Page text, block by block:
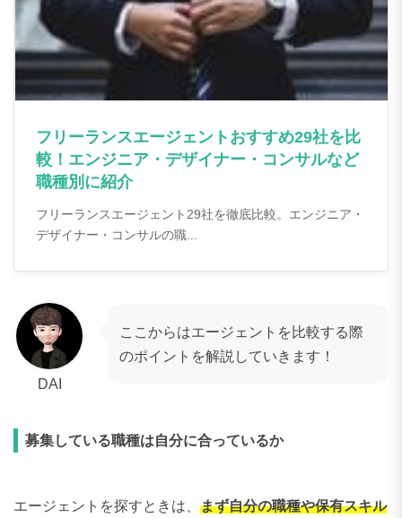
フリーランスエージェントおすすめ29社を比
較！エンジニア・デザイナー・コンサルなど
職種別に紹介
フリーランスエージェント29社を徹底比較。エンジニア・
デザイナー・コンサルの職...
DAI
ここからはエージェントを比較する際
のポイントを解説していきます！
募集している職種は自分に合っているか
エージェントを探すときは、 まず自分の職種や保有スキル